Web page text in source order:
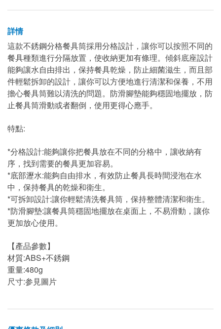
詳情
這款不銹鋼分格餐具筒採用分格設計，讓你可以按照不同的
餐具種類進行分隔放置，使收納更加有條理。傾斜底座設計
能夠讓水自由排出，保持餐具乾燥，防止細菌滋生，而且部
件輕鬆拆卸的設計，讓你可以方便地進行清潔和保養，不用
擔心餐具筒難以清洗的問題。防滑腳墊能夠穩固地擺放，防
止餐具筒滑動或者翻倒，使用更得心應手。
特點:
*分格設計:能夠讓你把餐具放在不同的分格中，讓收納有
序，找到需要的餐具更加容易。
*底部瀝水:能夠自由排水，有效防止餐具長時間浸泡在水
中，保持餐具的乾燥和衛生。
*可拆卸設計:讓你輕鬆清洗餐具筒，保持整體清潔和衛生。
*防滑腳墊:讓餐具筒穩固地擺放在桌面上，不易滑動，讓你
更加放心使用。
【產品參數】
材質:ABS+不銹鋼
重量:480g
尺寸:参見圖片